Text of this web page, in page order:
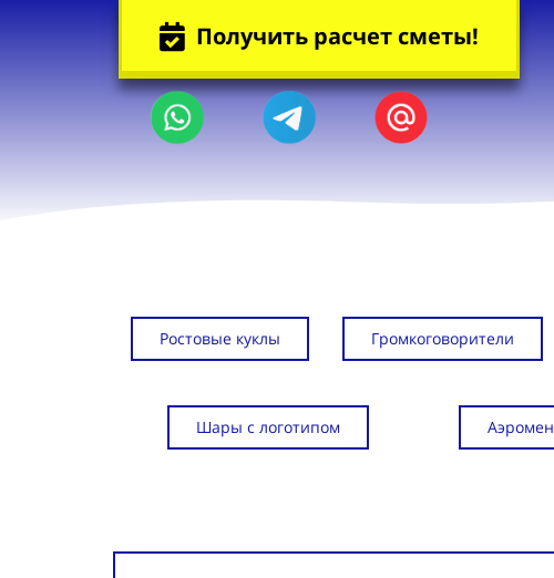
Получить расчет сметы!
Ростовые куклы Громкоговорители
Шары с логотипом Аэромен